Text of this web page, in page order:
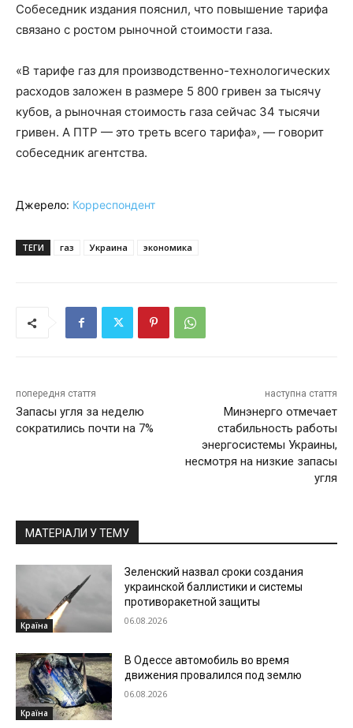
Собеседник издания пояснил, что повышение тарифа
связано с ростом рыночной стоимости газа.
«В тарифе газ для производственно-технологических
расходов заложен в размере 5 800 гривен за тысячу
кубов, а рыночная стоимость газа сейчас 34 тысячи
гривен. А ПТР — это треть всего тарифа», — говорит
собеседник агентства.
Джерело: Корреспондент
ТЕГИ газ Украина экономика
попередня стаття
Запасы угля за неделю
сократились почти на 7%
наступна стаття
Минэнерго отмечает
стабильность работы
энергосистемы Украины,
несмотря на низкие запасы
угля
МАТЕРІАЛИ У ТЕМУ
Країна
Зеленский назвал сроки создания
украинской баллистики и системы
противоракетной защиты
06.08.2026
Країна
В Одессе автомобиль во время
движения провалился под землю
06.08.2026